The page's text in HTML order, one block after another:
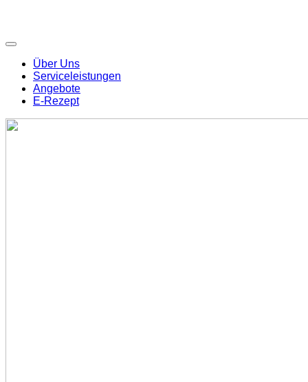
Über Uns
Serviceleistungen
Angebote
E-Rezept